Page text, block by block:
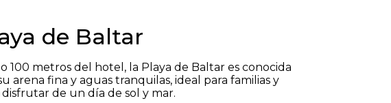
de Baltar
100 metros del hotel, la Playa de Baltar es conocida
arena fina y aguas tranquilas, ideal para familias y
disfrutar de un día de sol y mar.​